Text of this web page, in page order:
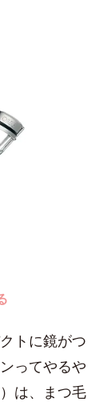
トに鏡がつ
ってやるや
は、まつ毛